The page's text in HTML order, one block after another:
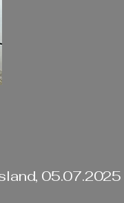
05.07.2025